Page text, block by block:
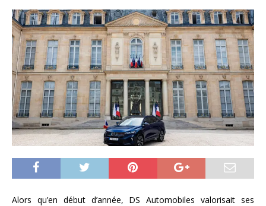
Alors qu’en début d’année, DS Automobiles valorisait ses